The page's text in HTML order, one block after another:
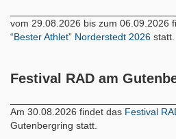
vom 29.08.2026 bis zum 06.09.2026
“Bester Athlet” Norderstedt 2026 statt.
Festival RAD am
Am 30.08.2026 findet das Festival
Gutenbergring statt.